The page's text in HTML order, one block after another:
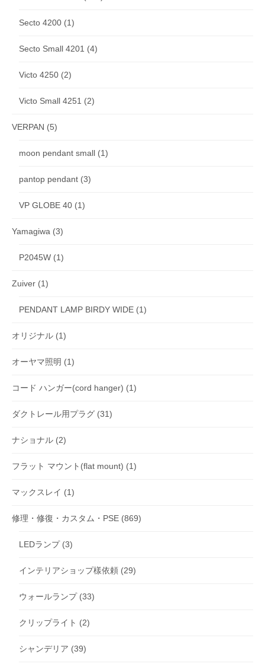
Secto 4200 (1)
Secto Small 4201 (4)
Victo 4250 (2)
Victo Small 4251 (2)
VERPAN (5)
moon pendant small (1)
pantop pendant (3)
VP GLOBE 40 (1)
Yamagiwa (3)
P2045W (1)
Zuiver (1)
PENDANT LAMP BIRDY WIDE (1)
オリジナル (1)
オーヤマ照明 (1)
コード ハンガー(cord hanger) (1)
ダクトレール用プラグ (31)
ナショナル (2)
フラット マウント(flat mount) (1)
マックスレイ (1)
修理・修復・カスタム・PSE (869)
LEDランプ(3)
インテリアショップ樣依頼 (29)
ウォールランプ(33)
クリップライト (2)
シャンデリア (39)